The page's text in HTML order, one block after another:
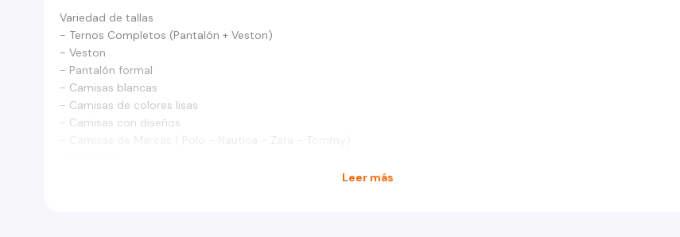
Variedad de tallas
- Ternos Completos (Pantalón + Veston)
- Veston
- Pantalón formal
- Camisas blancas
- Camisas de colores lisas
- Camisas con diseños
Leer más